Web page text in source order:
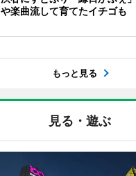
や楽曲流して育てたイチゴも
もっと見る
見る・遊ぶ